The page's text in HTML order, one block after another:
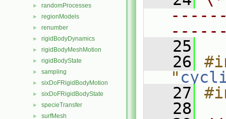
► randomProcesses
► regionModels
► renumber
► rigidBodyDynamics
► rigidBodyMeshMotion
► rigidBodyState
► sampling
► sixDoFRigidBodyMotion
► sixDoFRigidBodyState
► specieTransfer
► surfMesh
   25
   26
"
   27
   28